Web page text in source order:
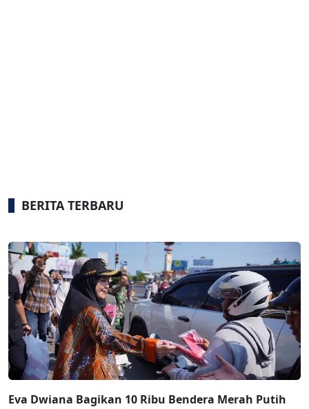
BERITA TERBARU
Eva Dwiana Bagikan 10 Ribu Bendera Merah Putih